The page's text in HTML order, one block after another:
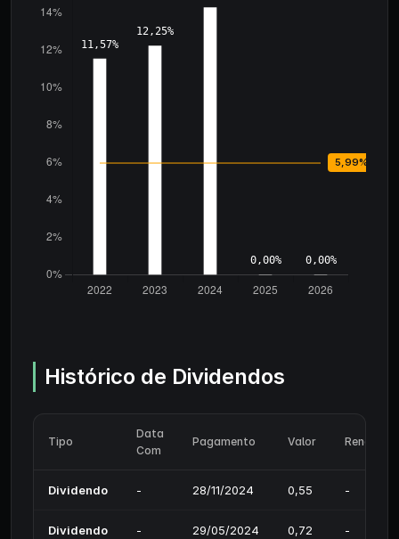
Histórico de Dividendos
Tipo
Data
Com
Pagamento Valor
Dividendo - 28/11/2024 0,55 -
Dividendo - 29/05/2024 0,72 -